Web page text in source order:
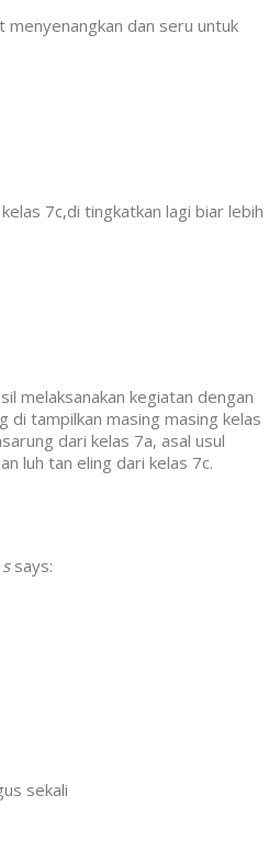
menyenangkan dan seru untuk
7c,di tingkatkan lagi biar lebih
melaksanakan kegiatan dengan
di tampilkan masing masing kelas
dari kelas 7a, asal usul
luh tan eling dari kelas 7c.
says:
sekali